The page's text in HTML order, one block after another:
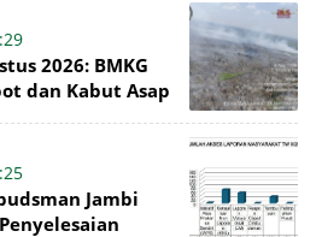
2026: BMKG
dan Kabut Asap
Jambi